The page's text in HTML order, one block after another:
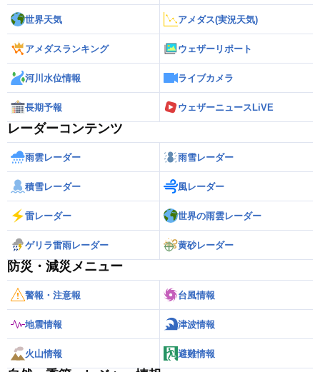
世界天気 アメダス(実況天気)
アメダスランキング ウェザーリポート
河川水位情報 ライブカメラ
長期予報 ウェザーニュースLiVE
レーダーコンテンツ
雨雲レーダー 雨雪レーダー
積雪レーダー 風レーダー
雷レーダー 世界の雨雲レーダー
ゲリラ雷雨レーダー 黄砂レーダー
防災・減災メニュー
警報・注意報 台風情報
地震情報 津波情報
火山情報 避難情報